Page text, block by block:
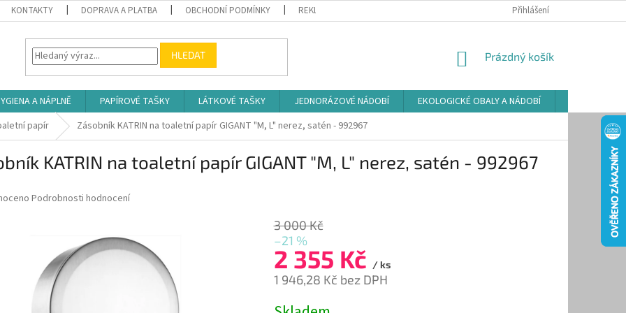
KONTAKTY DOPRAVA A PLATBA OBCHODNÍ PODMÍNKY REKLAMAČNÍ ŘÁD ZÁSADY POUŽÍVÁNÍ SOUBORŮ COOKIES
Přihlášení
HLEDAT
NÁKUPNÍ
Prázdný košík
A NÁPLNĚ PAPÍROVÉ TAŠKY LÁTKOVÉ TAŠKY JEDNORÁZOVÉ NÁDOBÍ EKOLOGICKÉ OBALY A NÁDOBÍ
papír Zásobník KATRIN na toaletní papír GIGANT "M, L" nerez, satén - 992967
KATRIN na toaletní papír GIGANT "M, L" nerez, satén - 992967
Podrobnosti hodnocení
3 000 Kč
–21 %
2 355 Kč / ks
1 946,28 Kč bez DPH